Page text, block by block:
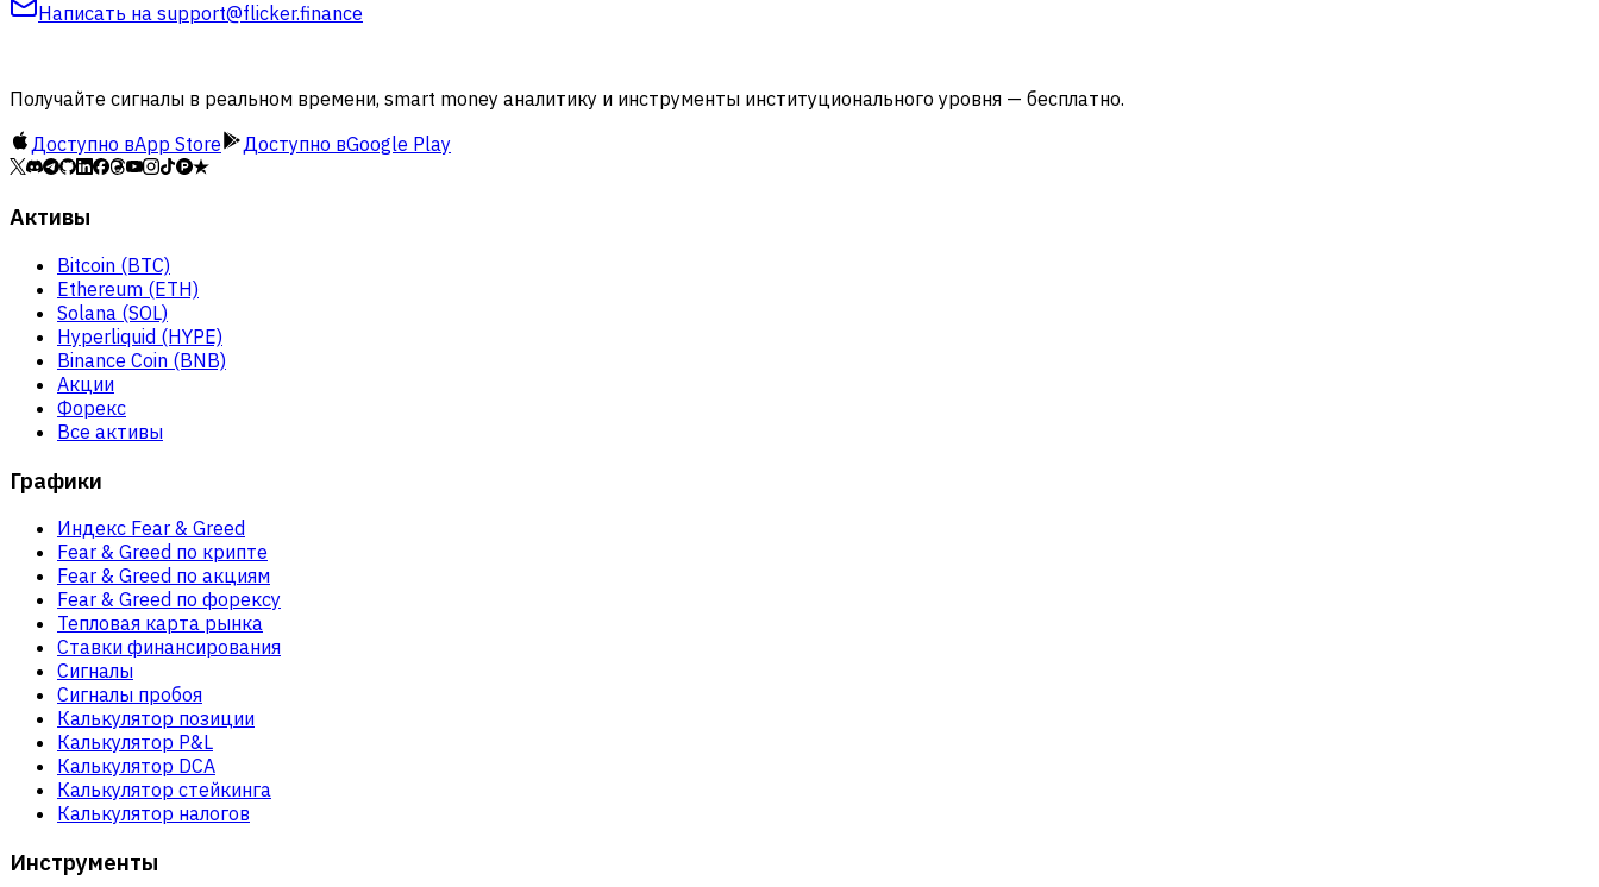
Написать на support@flicker.finance
Получайте сигналы в реальном времени, smart money аналитику и инструменты институционального уровня — бесплатно.
Доступно вApp Store Доступно вGoogle Play
Активы
Bitcoin (BTC)
Ethereum (ETH)
Solana (SOL)
Hyperliquid (HYPE)
Binance Coin (BNB)
Акции
Форекс
Все активы
Графики
Индекс Fear & Greed
Fear & Greed по крипте
Fear & Greed по акциям
Fear & Greed по форексу
Тепловая карта рынка
Ставки финансирования
Сигналы
Сигналы пробоя
Калькулятор позиции
Калькулятор P&L
Калькулятор DCA
Калькулятор стейкинга
Калькулятор налогов
Инструменты